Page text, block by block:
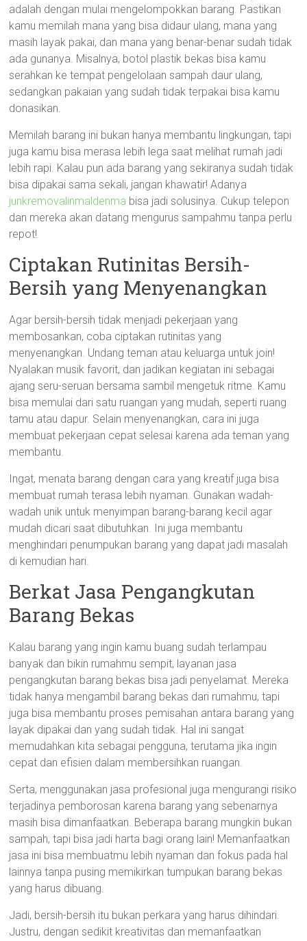
adalah dengan mulai mengelompokkan barang. Pastikan
kamu memilah mana yang bisa didaur ulang, mana yang
masih layak pakai, dan mana yang benar-benar sudah tidak
ada gunanya. Misalnya, botol plastik bekas bisa kamu
serahkan ke tempat pengelolaan sampah daur ulang,
sedangkan pakaian yang sudah tidak terpakai bisa kamu
donasikan.
Memilah barang ini bukan hanya membantu lingkungan, tapi
juga kamu bisa merasa lebih lega saat melihat rumah jadi
lebih rapi. Kalau pun ada barang yang sekiranya sudah tidak
bisa dipakai sama sekali, jangan khawatir! Adanya
junkremovalinmaldenma bisa jadi solusinya. Cukup telepon
dan mereka akan datang mengurus sampahmu tanpa perlu
repot!
Ciptakan Rutinitas Bersih-
Bersih yang Menyenangkan
Agar bersih-bersih tidak menjadi pekerjaan yang
membosankan, coba ciptakan rutinitas yang
menyenangkan. Undang teman atau keluarga untuk join!
Nyalakan musik favorit, dan jadikan kegiatan ini sebagai
ajang seru-seruan bersama sambil mengetuk ritme. Kamu
bisa memulai dari satu ruangan yang mudah, seperti ruang
tamu atau dapur. Selain menyenangkan, cara ini juga
membuat pekerjaan cepat selesai karena ada teman yang
membantu.
Ingat, menata barang dengan cara yang kreatif juga bisa
membuat rumah terasa lebih nyaman. Gunakan wadah-
wadah unik untuk menyimpan barang-barang kecil agar
mudah dicari saat dibutuhkan. Ini juga membantu
menghindari penumpukan barang yang dapat jadi masalah
di kemudian hari.
Berkat Jasa Pengangkutan
Barang Bekas
Kalau barang yang ingin kamu buang sudah terlampau
banyak dan bikin rumahmu sempit, layanan jasa
pengangkutan barang bekas bisa jadi penyelamat. Mereka
tidak hanya mengambil barang bekas dari rumahmu, tapi
juga bisa membantu proses pemisahan antara barang yang
layak dipakai dan yang sudah tidak. Hal ini sangat
memudahkan kita sebagai pengguna, terutama jika ingin
cepat dan efisien dalam membersihkan ruangan.
Serta, menggunakan jasa profesional juga mengurangi risiko
terjadinya pemborosan karena barang yang sebenarnya
masih bisa dimanfaatkan. Beberapa barang mungkin bukan
sampah, tapi bisa jadi harta bagi orang lain! Memanfaatkan
jasa ini bisa membuatmu lebih nyaman dan fokus pada hal
lainnya tanpa pusing memikirkan tumpukan barang bekas
yang harus dibuang.
Jadi, bersih-bersih itu bukan perkara yang harus dihindari.
Justru, dengan sedikit kreativitas dan memanfaatkan